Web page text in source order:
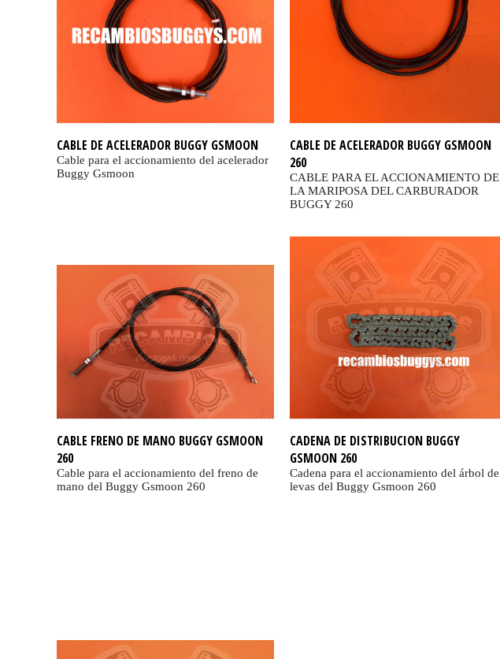
CABLE DE ACELERADOR BUGGY GSMOON
Cable para el accionamiento del acelerador
Buggy Gsmoon
CABLE DE ACELERADOR BUGGY GSMOON
260
CABLE PARA EL ACCIONAMIENTO DE
LA MARIPOSA DEL CARBURADOR
BUGGY 260
CABLE FRENO DE MANO BUGGY GSMOON
260
Cable para el accionamiento del freno de
mano del Buggy Gsmoon 260
CADENA DE DISTRIBUCION BUGGY
GSMOON 260
Cadena para el accionamiento del árbol de
levas del Buggy Gsmoon 260